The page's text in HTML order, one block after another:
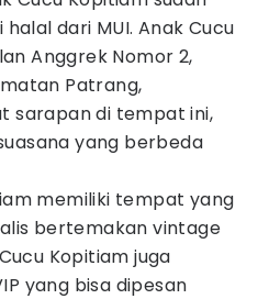
dari MUI. Anak Cucu
Anggrek Nomor 2,
Patrang,
sarapan di tempat ini,
yang berbeda
memiliki tempat yang
bertemakan vintage
Kopitiam juga
yang bisa dipesan